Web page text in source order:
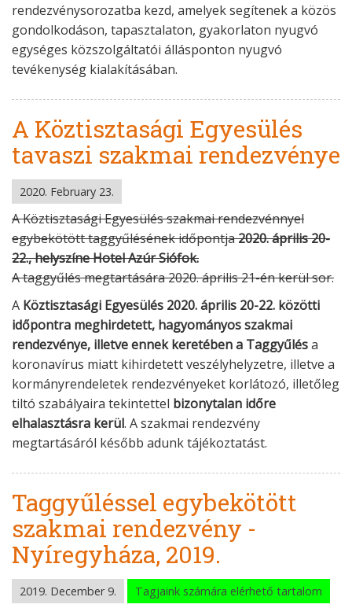
rendezvénysorozatba kezd, amelyek segítenek a közös
gondolkodáson, tapasztalaton, gyakorlaton nyugvó
egységes közszolgáltatói állásponton nyugvó
tevékenység kialakításában.
A Köztisztasági Egyesülés
tavaszi szakmai rendezvénye
2020. February 23.
A Köztisztasági Egyesülés szakmai rendezvénnyel
egybekötött taggyűlésének időpontja2020. április 20-
22., helyszíne Hotel Azúr Siófok.
A taggyűlés megtartására 2020. április 21-én kerül sor.
A Köztisztasági Egyesülés 2020. április 20-22. közötti
időpontra meghirdetett, hagyományos szakmai
rendezvénye, illetve ennek keretében a Taggyűlésa
koronavírus miatt kihirdetett veszélyhelyzetre, illetve a
kormányrendeletek rendezvényeket korlátozó, illetőleg
tiltó szabályaira tekintettel bizonytalan időre
elhalasztásra kerül. A szakmai rendezvény
megtartásáról később adunk tájékoztatást.
Taggyűléssel egybekötött
szakmai rendezvény -
Nyíregyháza, 2019.
2019. December 9. Tagjaink számára elérhető tartalom